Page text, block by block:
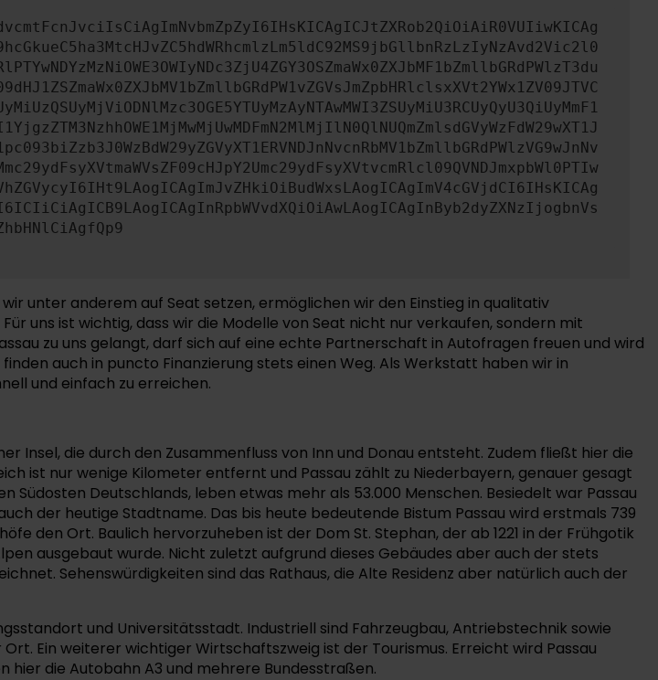
unter anderem auf Seat setzen, ermöglichen wir den Einstieg in qualitativ
uns ist wichtig, dass wir die Modelle von Seat nicht nur verkaufen, sondern mit
zu uns gelangt, darf sich auf eine echte Partnerschaft in Autofragen freuen und wird
auch in puncto Finanzierung stets einen Weg. Als Werkstatt haben wir in
und einfach zu erreichen.
Insel, die durch den Zusammenfluss von Inn und Donau entsteht. Zudem fließt hier die
ist nur wenige Kilometer entfernt und Passau zählt zu Niederbayern, genauer gesagt
Südosten Deutschlands, leben etwas mehr als 53.000 Menschen. Besiedelt war Passau
der heutige Stadtname. Das bis heute bedeutende Bistum Passau wird erstmals 739
den Ort. Baulich hervorzuheben ist der Dom St. Stephan, der ab 1221 in der Frühgotik
ausgebaut wurde. Nicht zuletzt aufgrund dieses Gebäudes aber auch der stets
Sehenswürdigkeiten sind das Rathaus, die Alte Residenz aber natürlich auch der
und Universitätsstadt. Industriell sind Fahrzeugbau, Antriebstechnik sowie
Ein weiterer wichtiger Wirtschaftszweig ist der Tourismus. Erreicht wird Passau
hier die Autobahn A3 und mehrere Bundesstraßen.